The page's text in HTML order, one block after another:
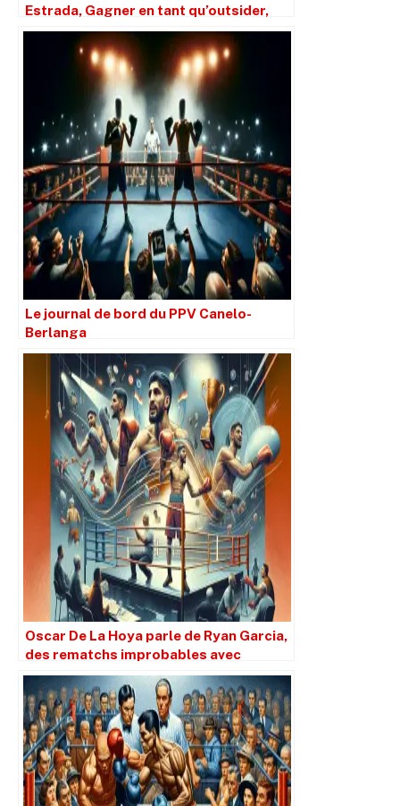
Estrada, Gagner en tant qu’outsider,
PEDS et De La Hoya en tant que GUN
Le journal de bord du PPV Canelo-
Berlanga
Oscar De La Hoya parle de Ryan Garcia,
des rematchs improbables avec
Gervonta Davis et Devin Haney.